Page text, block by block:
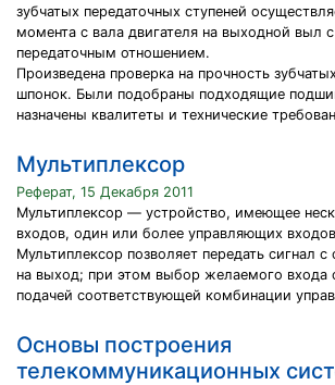
зубчатых передаточных ступеней
момента с вала двигателя на выходной выл
передаточным отношением.
Произведена проверка на прочность
шпонок. Были подобраны подходящие
назначены квалитеты и технические
Мультиплексор
Реферат, 15 Декабря 2011
Mультиплексор — устройство, имеющее
входов, один или более управляющих
Мультиплексор позволяет передать сигнал с
на выход; при этом выбор желаемого входа
подачей соответствующей комбинации
Основы построения
телекоммуникационных